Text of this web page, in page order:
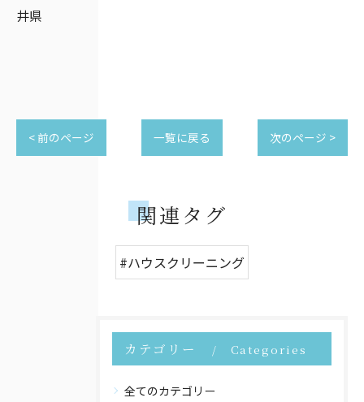
井県
< 前のページ 一覧に戻る 次のページ >
関連タグ
#ハウスクリーニング
カテゴリー Categories
全てのカテゴリー